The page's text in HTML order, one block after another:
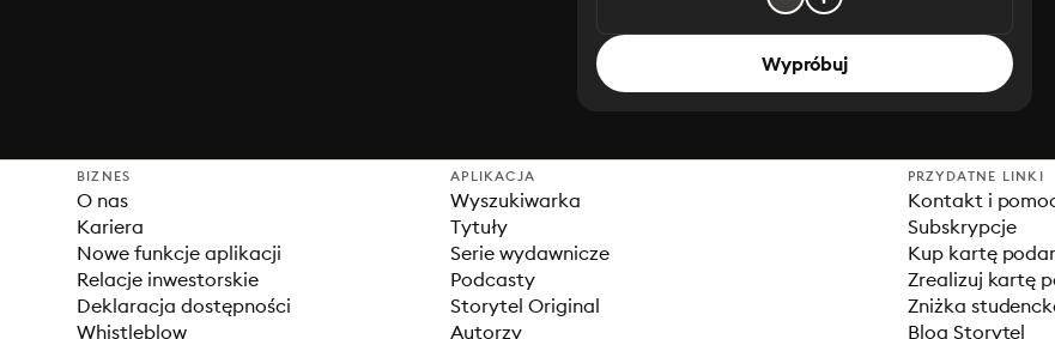
Wypróbuj
BIZNES
O nas
Kariera
Nowe funkcje aplikacji
Relacje inwestorskie
Deklaracja dostępności
Whistleblow
APLIKACJA
Wyszukiwarka
Tytuły
Serie wydawnicze
Podcasty
Storytel Original
Autorzy
PRZYDATNE LINKI
Kontakt i
Subskrypcje
Kup kartę
Zrealizuj kartę
Zniżka
Blog Storytel